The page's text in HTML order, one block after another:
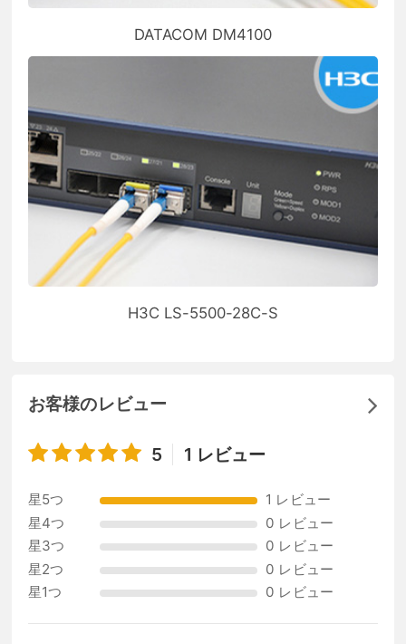
DATACOM DM4100
H3C LS-5500-28C-S
お客様のレビュー
5 1 レビュー
星5つ
1 レビュー
星4つ
0 レビュー
星3つ
0 レビュー
星2つ
0 レビュー
星1つ
0 レビュー